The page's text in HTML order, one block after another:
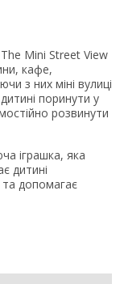
The Mini Street View
кафе,
з них міні вулиці
поринути у
розвинути
іграшка, яка
дитині
та допомагає